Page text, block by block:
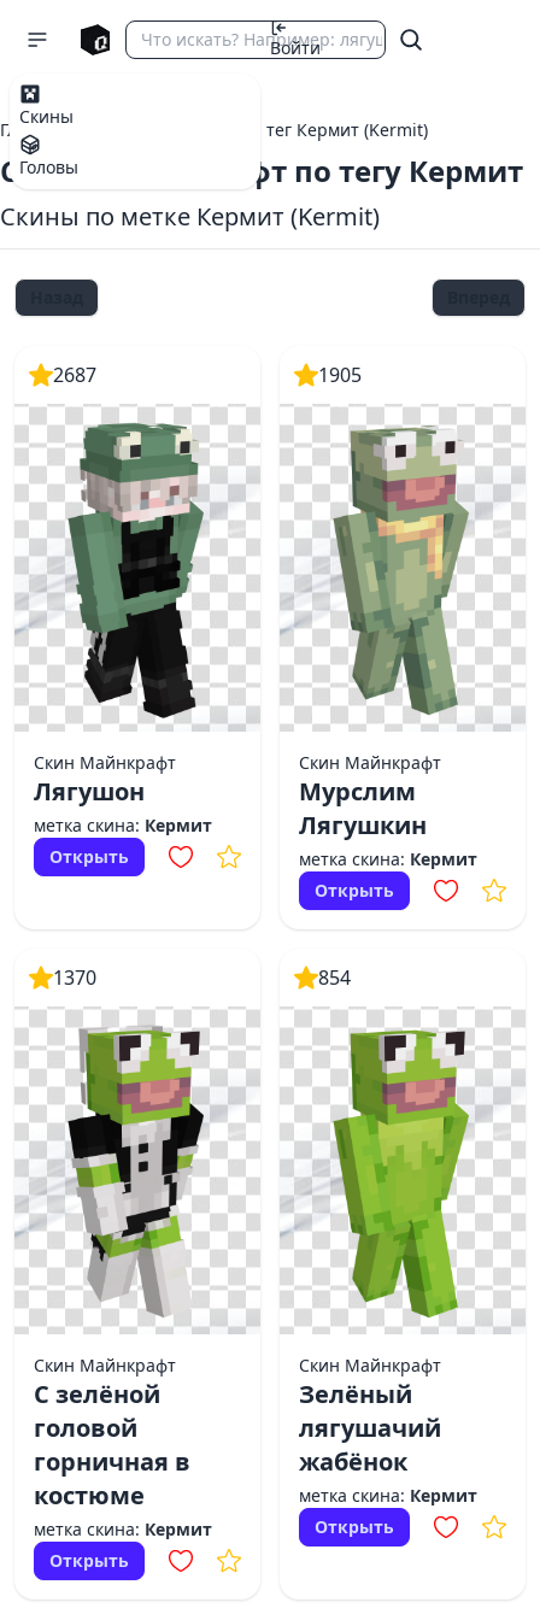
Скины
Головы
Войти
Главная тег Кермит (Kermit)
Скины Майнкрафт по тегу Кермит
Скины по метке Кермит (Kermit)
2687
Скин Майнкрафт
Лягушон
метка скина: Кермит
Открыть
1905
Скин Майнкрафт
Мурслим
Лягушкин
метка скина: Кермит
Открыть
1370
Скин Майнкрафт
С зелёной
головой
горничная в
костюме
метка скина: Кермит
Открыть
854
Скин Майнкрафт
Зелёный
лягушачий
жабёнок
метка скина: Кермит
Открыть